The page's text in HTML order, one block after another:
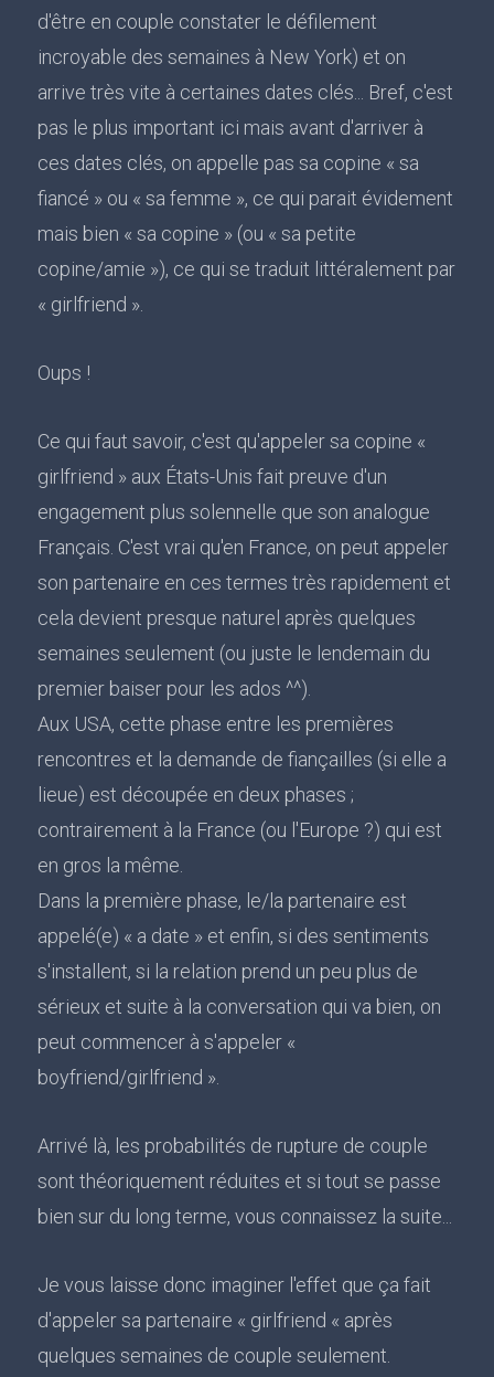
d'être en couple constater le défilement
incroyable des semaines à New York) et on
arrive très vite à certaines dates clés... Bref, c'est
pas le plus important ici mais avant d'arriver à
ces dates clés, on appelle pas sa copine « sa
fiancé » ou « sa femme », ce qui parait évidement
mais bien « sa copine » (ou « sa petite
copine/amie »), ce qui se traduit littéralement par
« girlfriend ».
Oups !
Ce qui faut savoir, c'est qu'appeler sa copine «
girlfriend » aux États-Unis fait preuve d'un
engagement plus solennelle que son analogue
Français. C'est vrai qu'en France, on peut appeler
son partenaire en ces termes très rapidement et
cela devient presque naturel après quelques
semaines seulement (ou juste le lendemain du
premier baiser pour les ados ^^).
Aux USA, cette phase entre les premières
rencontres et la demande de fiançailles (si elle a
lieue) est découpée en deux phases ;
contrairement à la France (ou l'Europe ?) qui est
en gros la même.
Dans la première phase, le/la partenaire est
appelé(e) « a date » et enfin, si des sentiments
s'installent, si la relation prend un peu plus de
sérieux et suite à la conversation qui va bien, on
peut commencer à s'appeler «
boyfriend/girlfriend ».
Arrivé là, les probabilités de rupture de couple
sont théoriquement réduites et si tout se passe
bien sur du long terme, vous connaissez la suite...
Je vous laisse donc imaginer l'effet que ça fait
d'appeler sa partenaire « girlfriend « après
quelques semaines de couple seulement.